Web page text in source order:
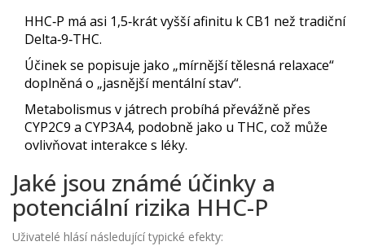
HHC‑P má asi 1,5‑krát vyšší afinitu k CB1 než tradiční
Delta‑9‑THC.
Účinek se popisuje jako „mírnější tělesná relaxace“
doplněná o „jasnější mentální stav“.
Metabolismus v játrech probíhá převážně přes
CYP2C9 a CYP3A4, podobně jako u THC, což může
ovlivňovat interakce s léky.
Jaké jsou známé účinky a
potenciální rizika HHC-P
Uživatelé hlásí následující typické efekty: